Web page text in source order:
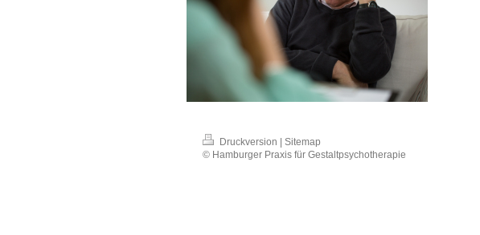
Druckversion
Sitemap
© Hamburger Praxis für Gestaltpsychotherapie